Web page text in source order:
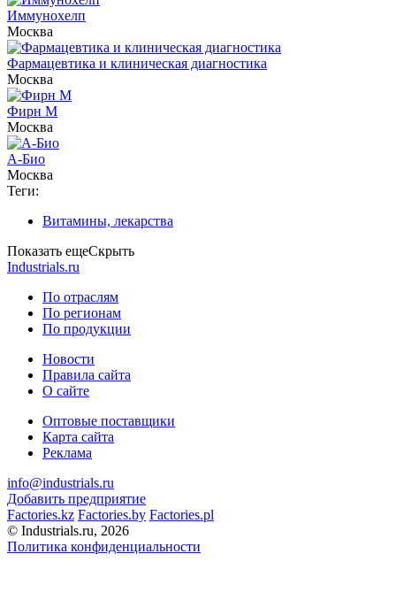
Иммунохелп
Москва
Фармацевтика и клиническая диагностика
Москва
Фирн М
Москва
А-Био
Москва
Теги:
Витамины, лекарства
Показать ещеСкрыть
Industrials.ru
По отраслям
По регионам
По продукции
Новости
Правила сайта
О сайте
Оптовые поставщики
Карта сайта
Реклама
info@industrials.ru
Добавить предприятие
Factories.kz Factories.by Factories.pl
© Industrials.ru, 2026
Политика конфиденциальности